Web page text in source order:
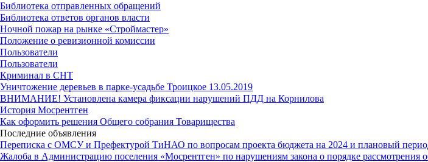
Библиотека отправленных обращений
Библиотека ответов органов власти
Ночной пожар на рынке «Строймастер»
Положение о ревизионной комиссии
Пользователи
Пользователи
Криминал в СНТ
Уничтожение деревьев в парке-усадьбе Троицкое 13.05.2019
ВНИМАНИЕ! Установлена камера фиксации нарушений ПДД на Корнилова
История Мосрентген
Как оформить решения Общего собрания Товарищества
Последние объявления
Переписка с ОМСУ и Префектурой ТиНАО по вопросам проекта бюджета на 2024 и плановый
Жалоба в Администрацию поселения «Мосрентген» по нарушениям закона о порядке рассмотрения